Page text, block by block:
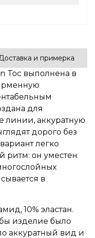
и примерка
Toc выполнена в
для
линии, аккуратную
дорого без
легко
ритм: он уместен
в
10% эластан.
изделие было
аккуратный вид и